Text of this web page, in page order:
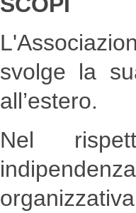
svolge la
all’estero.
Nel